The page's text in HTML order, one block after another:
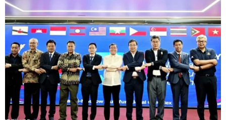
Kết quả bóng đá Olympic: U23 Pháp thảm
bại, U23 Tây Ban Nha 'bất lực'
22/07/2021 10:53